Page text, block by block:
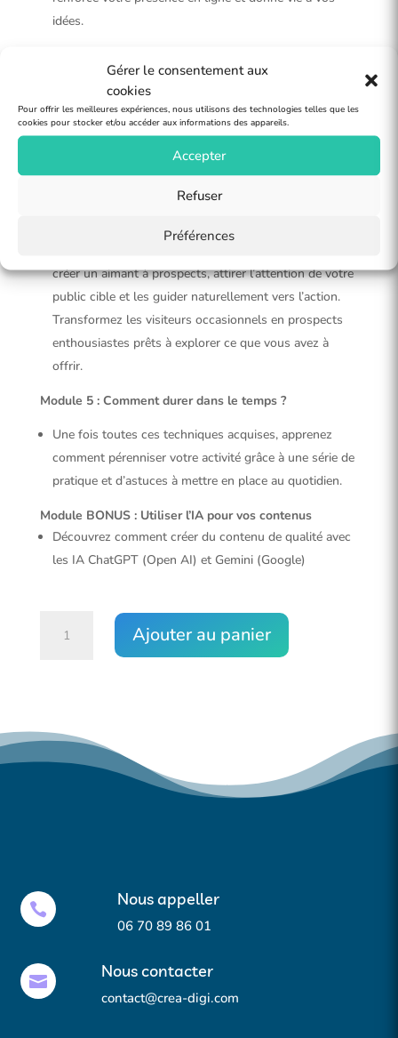
Gérer le consentement aux
cookies
Pour offrir les meilleures expériences, nous utilisons des technologies telles que les
cookies pour stocker et/ou accéder aux informations des appareils.
Accepter
Refuser
Préférences
idées.
Explorez la puissance de la Technique AIDA. Plongez
dans les étapes clés pour créer des messages
percutants et transformez chaque communication en
une expérience engageante et impactante.
Module 4 : Savoir Attirer des Clients
“Savoir attirer des clients” est l’art de séduire votre
créer un aimant à prospects, attirer l’attention de votre
public cible et les guider naturellement vers l’action.
Transformez les visiteurs occasionnels en prospects
enthousiastes prêts à explorer ce que vous avez à
offrir.
Module 5 : Comment durer dans le temps ?
Une fois toutes ces techniques acquises, apprenez
comment pérenniser votre activité grâce à une série de
pratique et d’astuces à mettre en place au quotidien.
Module BONUS : Utiliser l’IA pour vos contenus
Découvrez comment créer du contenu de qualité avec
les IA ChatGPT (Open AI) et Gemini (Google)
internet
Ajouter au panier
 Nous appeller
06 70 89 86 01
 Nous contacter
contact@crea-digi.com